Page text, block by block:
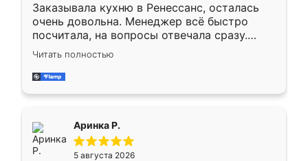
Заказывала кухню в Ренессанс, осталась
очень довольна. Менеджер всё быстро
посчитала, на вопросы отвечала сразу.
Замерщик приехал в субботу, подошёл к
делу со всей ответственностью. Собрали
за день, ребята работали аккуратно, даже
Читать полностью
Аринка Р.
5 августа 2026